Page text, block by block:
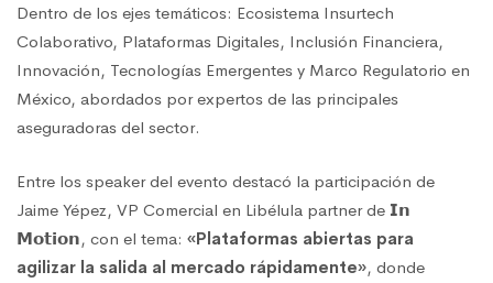
Dentro de los ejes temáticos: Ecosistema Insurtech
Colaborativo, Plataformas Digitales, Inclusión Financiera,
Innovación, Tecnologías Emergentes y Marco Regulatorio en
México, abordados por expertos de las principales
aseguradoras del sector.
Entre los speaker del evento destacó la participación de
Jaime Yépez, VP Comercial en Libélula partner de 𝗜𝗻
𝗠𝗼𝘁𝗶𝗼𝗻, con el tema: «Plataformas abiertas para
agilizar la salida al mercado rápidamente», donde